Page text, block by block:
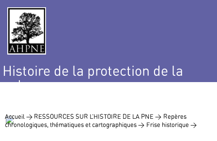
Histoire de la protection de la
nature
Accueil > RESSOURCES SUR L’HISTOIRE DE LA PNE > Repères
chronologiques, thématiques et cartographiques > Frise historique >